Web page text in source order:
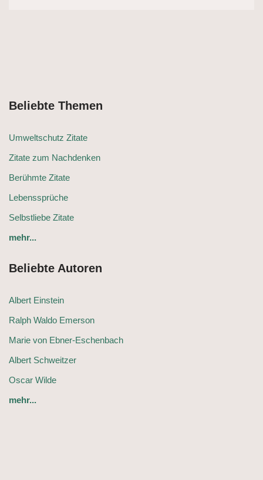
Beliebte Themen
Umweltschutz Zitate
Zitate zum Nachdenken
Berühmte Zitate
Lebenssprüche
Selbstliebe Zitate
mehr...
Beliebte Autoren
Albert Einstein
Ralph Waldo Emerson
Marie von Ebner-Eschenbach
Albert Schweitzer
Oscar Wilde
mehr...